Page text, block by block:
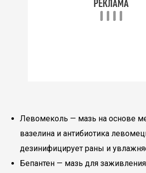
Левомеколь — мазь на основе
вазелина и антибиотика
дезинифицирует раны и
Бепантен — мазь для